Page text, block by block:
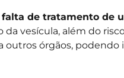
falta de tratamento de
vesícula, além do
outros órgãos,